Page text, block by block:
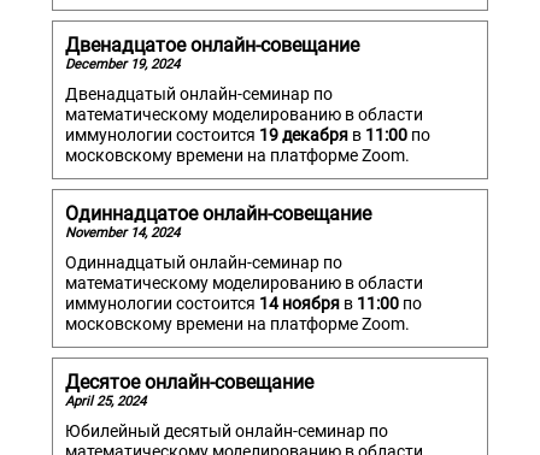
Двенадцатое онлайн-совещание
December 19, 2024
Двенадцатый онлайн-семинар по
математическому моделированию в области
иммунологии состоится 19 декабряв 11:00по
московскому времени на платформе Zoom.
Одиннадцатое онлайн-совещание
November 14, 2024
Одиннадцатый онлайн-семинар по
математическому моделированию в области
иммунологии состоится 14 ноябряв 11:00по
московскому времени на платформе Zoom.
Десятое онлайн-совещание
April 25, 2024
Юбилейный десятый онлайн-семинар по